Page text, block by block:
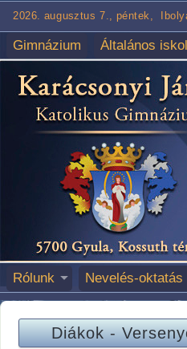
2026. augusztus 7., péntek,
Gimnázium Általános
Rólunk Nevelés-oktatás
Diákok-